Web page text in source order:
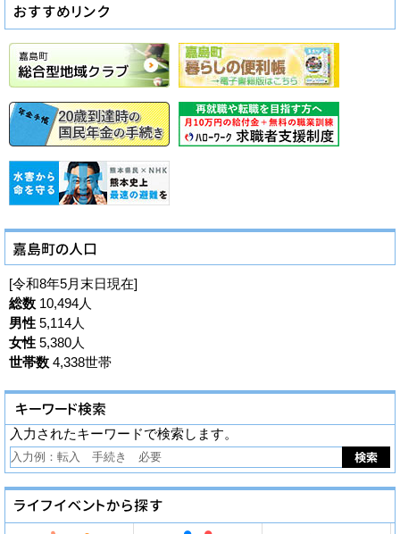
[令和8年5月末日現在]
総数 10,494人
男性 5,114人
女性 5,380人
世帯数 4,338世帯
入力されたキーワードで検索します。